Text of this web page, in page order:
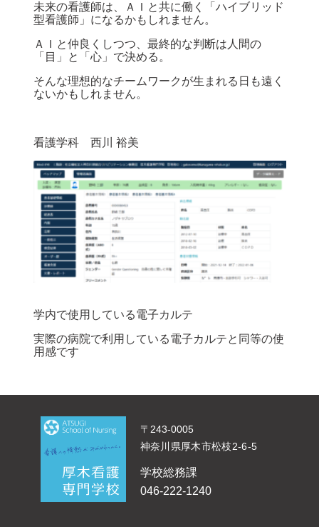
未来の看護師は、ＡＩと共に働く「ハイブリッド
型看護師」になるかもしれません。
ＡＩと仲良くしつつ、最終的な判断は人間の
「目」と「心」で決める。
そんな理想的なチームワークが生まれる日も遠く
ないかもしれません。
看護学科 西川 裕美
学内で使用している電子カルテ
実際の病院で利用している電子カルテと同等の使
用感です
〒243-0005
神奈川県厚木市松枝2-6-5
学校総務課
046-222-1240